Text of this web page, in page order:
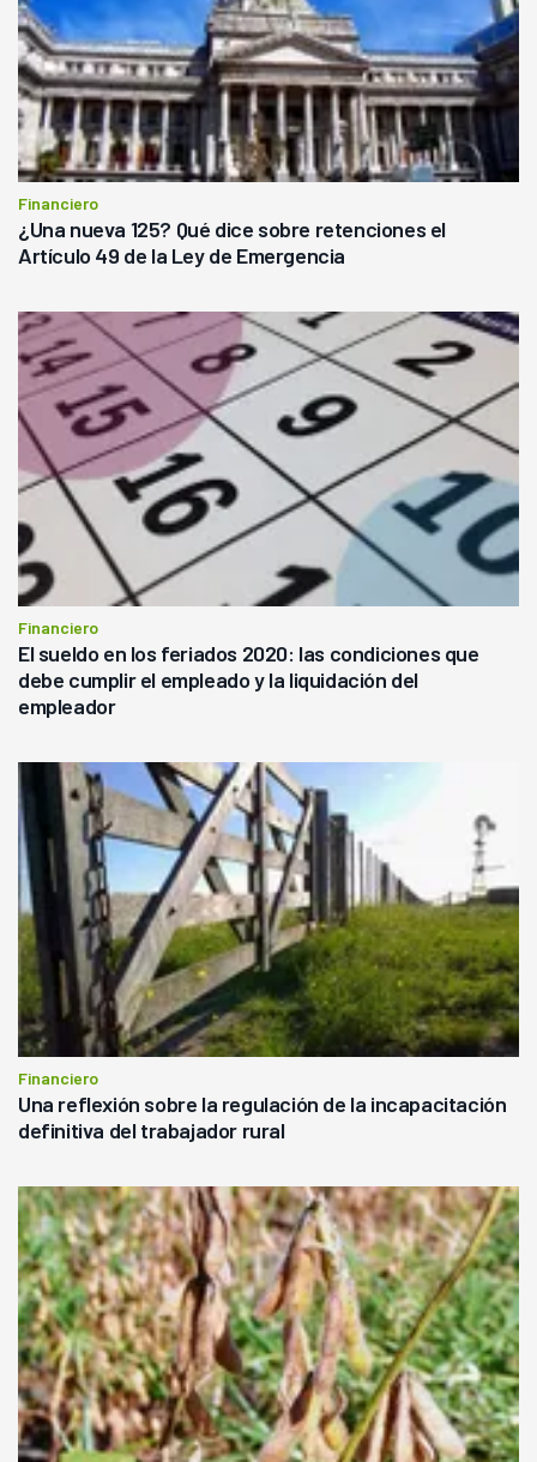
Financiero
¿Una nueva 125? Qué dice sobre retenciones el
Artículo 49 de la Ley de Emergencia
Financiero
El sueldo en los feriados 2020: las condiciones que
debe cumplir el empleado y la liquidación del
empleador
Financiero
Una reflexión sobre la regulación de la incapacitación
definitiva del trabajador rural